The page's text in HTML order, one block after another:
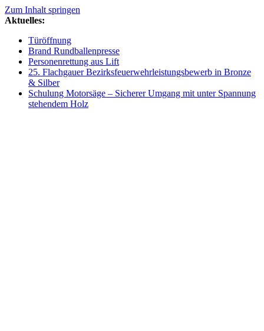
Zum Inhalt springen
Aktuelles:
Türöffnung
Brand Rundballenpresse
Personenrettung aus Lift
25. Flachgauer Bezirksfeuerwehrleistungsbewerb in Bronze
& Silber
Schulung Motorsäge – Sicherer Umgang mit unter Spannung
stehendem Holz